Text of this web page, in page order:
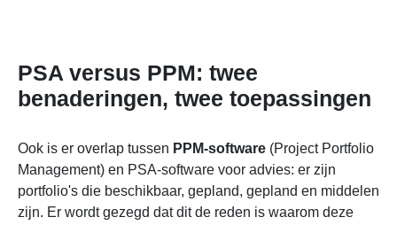
PSA versus PPM: twee
benaderingen, twee toepassingen
Ook is er overlap tussen PPM-software (Project Portfolio
Management) en PSA-software voor advies: er zijn
portfolio's die beschikbaar, gepland, gepland en middelen
zijn. Er wordt gezegd dat dit de reden is waarom deze